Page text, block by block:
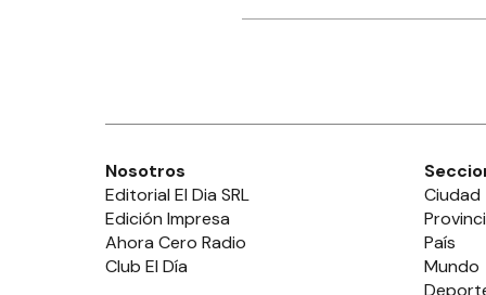
Nosotros
Editorial El Dia SRL
Edición Impresa
Ahora Cero Radio
Club El Día
Ciudad
País
Mundo